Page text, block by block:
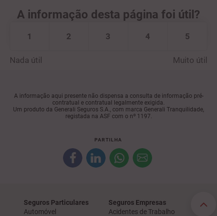
A informação desta página foi útil?
Nada útil
1 2 3 4 5
Muito útil
A informação aqui presente não dispensa a consulta de informação pré-
contratual e contratual legalmente exigida.
Um produto da Generali Seguros S.A., com marca Generali Tranquilidade,
registada na ASF com o nº 1197.
PARTILHA
Seguros Particulares
Automóvel
Seguros Empresas
Acidentes de Trabalho